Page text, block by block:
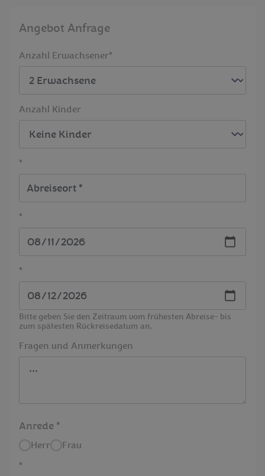
Angebot Anfrage
Anzahl Erwachsener*
Anzahl Kinder
*
*
*
Bitte geben Sie den Zeitraum vom frühesten Abreise- bis
zum spätesten Rückreisedatum an.
Fragen und Anmerkungen
Anrede
Herr
Frau
*